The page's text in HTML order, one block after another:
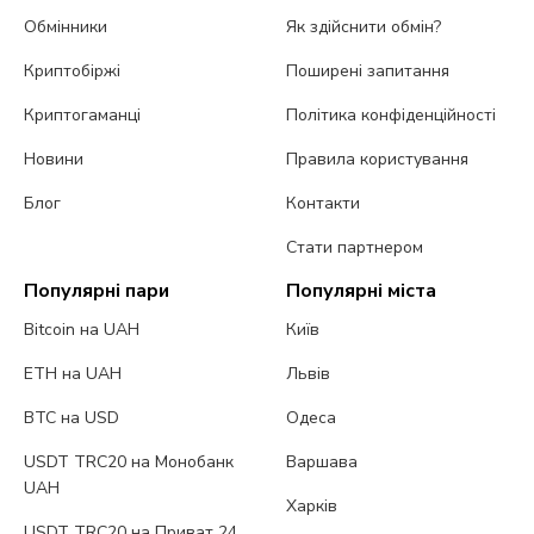
Обмінники
Криптобіржі
Криптогаманці
Новини
Блог
Як здійснити обмін?
Поширені запитання
Політика конфіденційності
Правила користування
Контакти
Стати партнером
Популярні пари
Bitcoin на UAH
ETH на UAH
BTC на USD
USDT TRC20 на Монобанк
UAH
Популярні міста
Київ
Львів
Одеса
Варшава
Харків